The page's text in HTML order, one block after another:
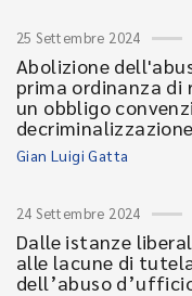
25 Settembre 2024
Abolizione
prima ordinanza di
un obbligo
Gian Luigi Gatta
24 Settembre 2024
Dalle istanze
alle lacune di
dell’abuso